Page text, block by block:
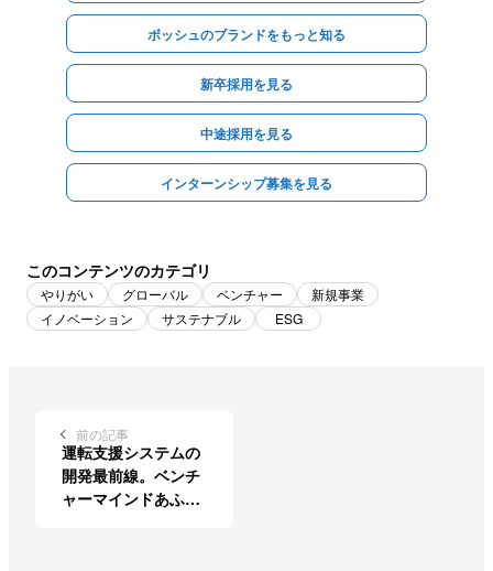
ボッシュのブランドをもっと知る
新卒採用を見る
中途採用を見る
インターンシップ募集を見る
このコンテンツのカテゴリ
やりがい グローバル ベンチャー
新規事業
イノベーション
サステナブル ESG
前の記事
運転支援システムの
開発最前線。ベンチ
ャーマインドあふれ